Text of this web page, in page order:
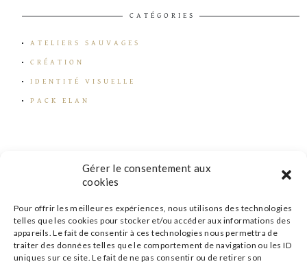
Gérer le consentement aux
cookies
Pour offrir les meilleures expériences, nous utilisons des technologies
telles que les cookies pour stocker et/ou accéder aux informations des
appareils. Le fait de consentir à ces technologies nous permettra de
traiter des données telles que le comportement de navigation ou les ID
uniques sur ce site. Le fait de ne pas consentir ou de retirer son
CATÉGORIES
ATELIERS SAUVAGES
CRÉATION
IDENTITÉ VISUELLE
PACK ELAN